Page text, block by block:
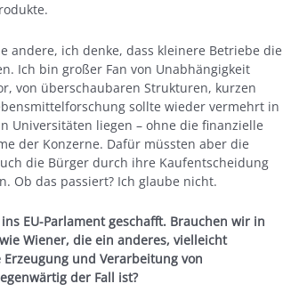
andere, ich denke, dass kleinere Betriebe die
Ich bin großer Fan von Unabhängigkeit
von überschaubaren Strukturen, kurzen
sollte wieder vermehrt in
Universitäten liegen – ohne die finanzielle
der Konzerne. Dafür müssten aber die
die Bürger durch ihre Kaufentscheidung
Ob das passiert? Ich glaube nicht.
EU-Parlament geschafft. Brauchen wir in
Wiener, die ein anderes, vielleicht
und Verarbeitung von
der Fall ist?